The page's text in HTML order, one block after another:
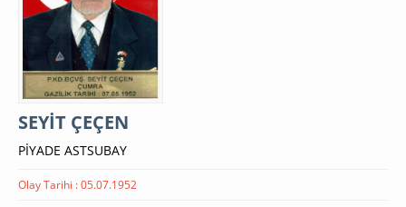
SEYİT ÇEÇEN
PİYADE ASTSUBAY
Olay Tarihi : 05.07.1952